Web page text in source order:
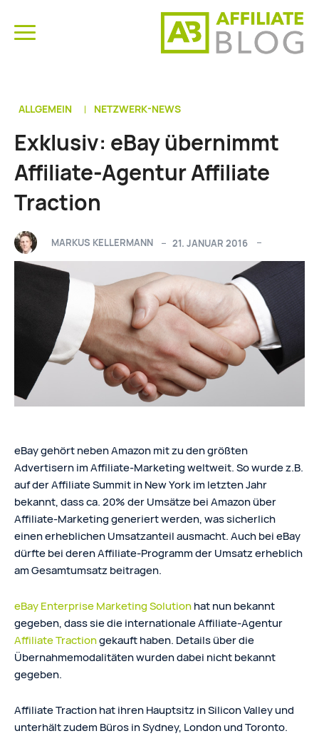
ALLGEMEIN NETZWERK-NEWS
Exklusiv: eBay übernimmt
Affiliate-Agentur Affiliate
Traction
MARKUS KELLERMANN 21. JANUAR 2016
eBay gehört neben Amazon mit zu den größten
Advertisern im Affiliate-Marketing weltweit. So wurde z.B.
auf der Affiliate Summit in New York im letzten Jahr
bekannt, dass ca. 20% der Umsätze bei Amazon über
Affiliate-Marketing generiert werden, was sicherlich
einen erheblichen Umsatzanteil ausmacht. Auch bei eBay
dürfte bei deren Affiliate-Programm der Umsatz erheblich
am Gesamtumsatz beitragen.
eBay Enterprise Marketing Solutionhat nun bekannt
gegeben, dass sie die internationale Affiliate-Agentur
Affiliate Tractiongekauft haben. Details über die
Übernahmemodalitäten wurden dabei nicht bekannt
gegeben.
Affiliate Traction hat ihren Hauptsitz in Silicon Valley und
unterhält zudem Büros in Sydney, London und Toronto.